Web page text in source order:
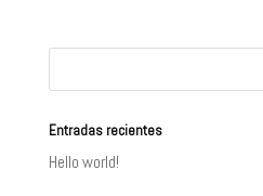
Entradas recientes
Hello world!